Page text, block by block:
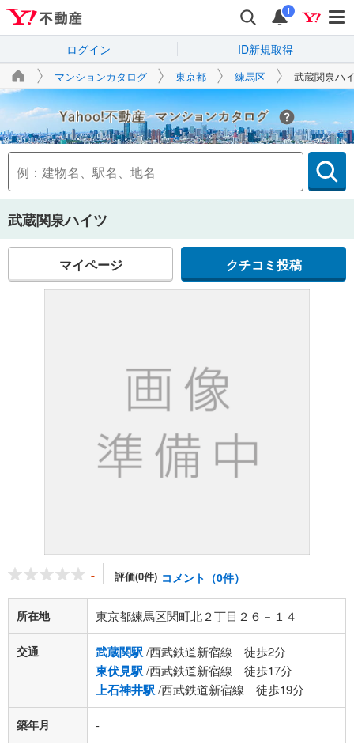
i
ログイン ID新規取得
マンションカタログ 東京都 練馬区 武蔵関泉ハ
Yahoo!不動産
武蔵関泉ハイツ
マイページ クチコミ投稿
- 評価(0件) コメント（0件）
所在地 東京都練馬区関町北２丁目２６－１４
交通 武蔵関駅/西武鉄道新宿線 徒歩2分
東伏見駅/西武鉄道新宿線 徒歩17分
上石神井駅/西武鉄道新宿線 徒歩19分
築年月 -